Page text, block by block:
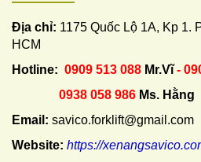
Địa chỉ: 1175 Quốc Lộ 1A, Kp 1.
HCM
Hotline: 0909 513 088 Mr.Vĩ-
0938 058 986 Ms. Hằng
Email: savico.forklift@gmail.com
Website: https://